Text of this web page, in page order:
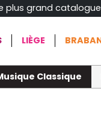
plus grand
LIÈGE
Classique